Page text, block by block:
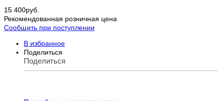
15 400руб.
Рекомендованная розничная цена
Сообщить при поступлении
В избранное
Поделиться
Поделиться